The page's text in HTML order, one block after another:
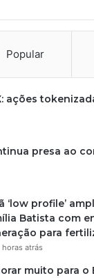
Popular
ações
presa ao
‘low profile’
Batista com
para
horas atrás
muito para o